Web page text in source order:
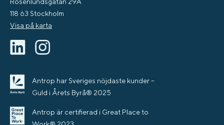
118 63 Stockholm
Visa på karta
Antrop har Sveriges nöjdaste kunder –
Guld i Årets Byrå® 2025
Antrop är certifierad i Great Place to